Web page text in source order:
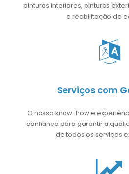
pinturas interiores, pinturas
e reabilitação de
Serviços com
O nosso know-how e
confiança para garantir a
de todos os serviços